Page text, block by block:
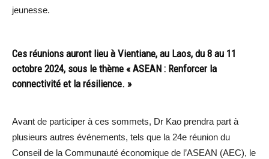
jeunesse.
Ces réunions auront lieu à Vientiane, au Laos, du 8 au 11
octobre 2024, sous le thème « ASEAN : Renforcer la
connectivité et la résilience. »
Avant de participer à ces sommets, Dr Kao prendra part à
plusieurs autres événements, tels que la 24e réunion du
Conseil de la Communauté économique de l’ASEAN (AEC), le